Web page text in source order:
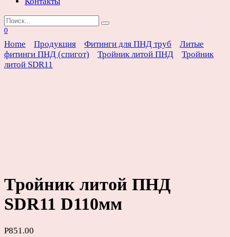
Search
for:
0
Home Продукция Фитинги для ПНД труб
Литые
фитинги ПНД (спигот)
Тройник литой ПНД
Тройник
литой SDR11
Тройник литой ПНД
SDR11 D110мм
Р851.00